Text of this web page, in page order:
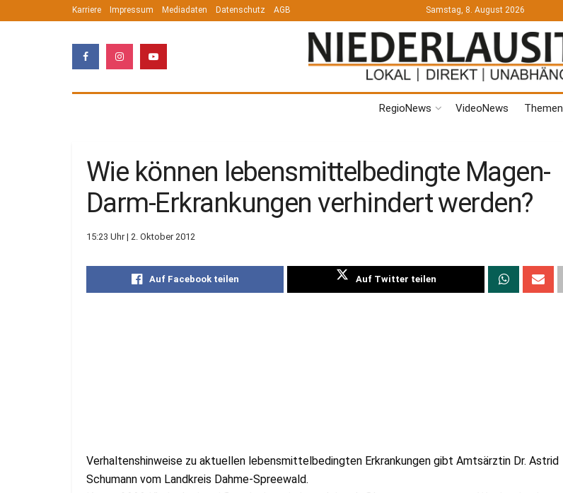
Karriere Impressum Mediadaten Datenschutz AGB Samstag, 8. August 2026
RegioNews VideoNews Themen
Wie können lebensmittelbedingte Magen-
Darm-Erkrankungen verhindert werden?
15:23 Uhr | 2. Oktober 2012
Auf Facebook teilen Auf Twitter teilen
Verhaltenshinweise zu aktuellen lebensmittelbedingten Erkrankungen gibt Amtsärztin Dr. Astrid
Schumann vom Landkreis Dahme-Spreewald.